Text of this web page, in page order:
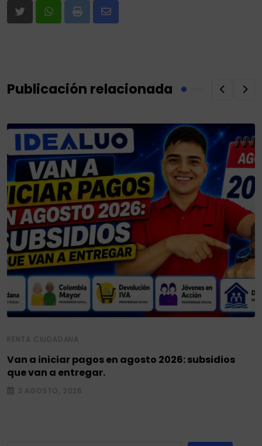
Print
Share
Publicación relacionada
RENTA CIUDADANA
Van a iniciar pagos en agosto 2026: subsidios
que van a entregar.
3 AGOSTO, 2026